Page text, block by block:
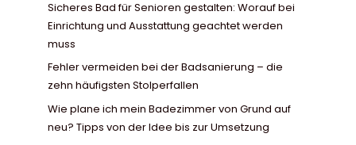
Sicheres Bad für Senioren gestalten: Worauf bei
Einrichtung und Ausstattung geachtet werden
muss
Fehler vermeiden bei der Badsanierung – die
zehn häufigsten Stolperfallen
Wie plane ich mein Badezimmer von Grund auf
neu? Tipps von der Idee bis zur Umsetzung